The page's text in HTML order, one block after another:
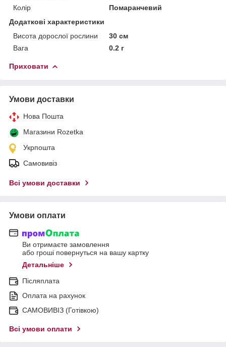
Колір
Помаранчевий
Додаткові характеристики
Висота дорослої рослини
30 см
Вага
0.2 г
Приховати
Умови доставки
Нова Пошта
Магазини Rozetka
Укрпошта
Самовивіз
Всі умови доставки
Умови оплати
Ви отримаєте замовлення
або гроші повернуться на вашу картку
Детальніше
Післяплата
Оплата на рахунок
САМОВИВІЗ (Готівкою)
Всі умови оплати